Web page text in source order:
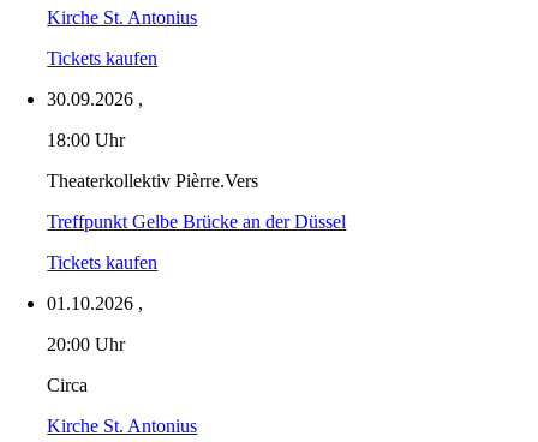
Kirche St. Antonius
Tickets kaufen
30.09.2026 ,
18:00 Uhr
Theaterkollektiv Pièrre.Vers
Treffpunkt Gelbe Brücke an der Düssel
Tickets kaufen
01.10.2026 ,
20:00 Uhr
Circa
Kirche St. Antonius